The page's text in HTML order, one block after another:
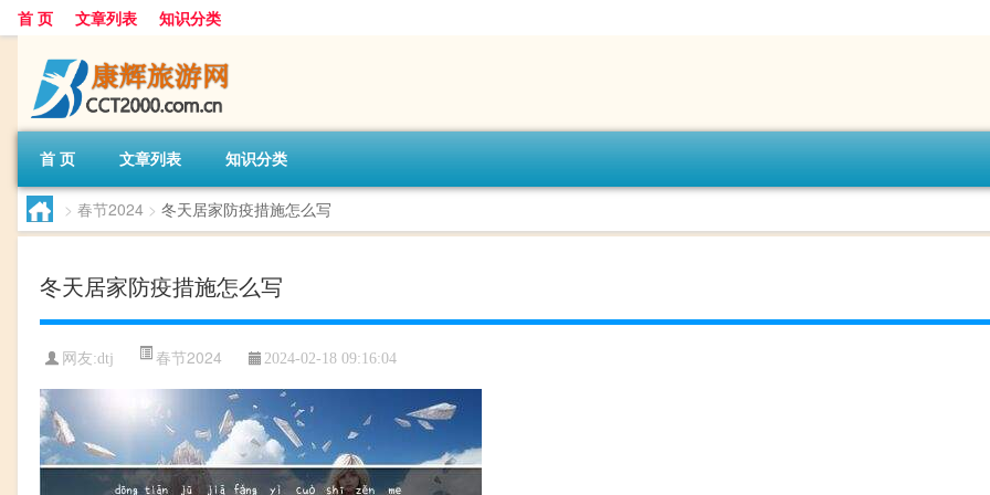
首 页 文章列表 知识分类
首 页 文章列表 知识分类
> 春节2024 > 冬天居家防疫措施怎么写
冬天居家防疫措施怎么写
网友:dtj 春节2024 2024-02-18 09:16:04